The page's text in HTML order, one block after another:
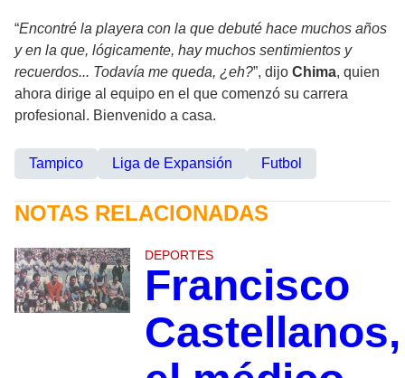
“Encontré la playera con la que debuté hace muchos años
y en la que, lógicamente, hay muchos sentimientos y
recuerdos... Todavía me queda, ¿eh?”, dijo Chima, quien
ahora dirige al equipo en el que comenzó su carrera
profesional. Bienvenido a casa.
Tampico Liga de Expansión Futbol
NOTAS RELACIONADAS
DEPORTES
Francisco
Castellanos,